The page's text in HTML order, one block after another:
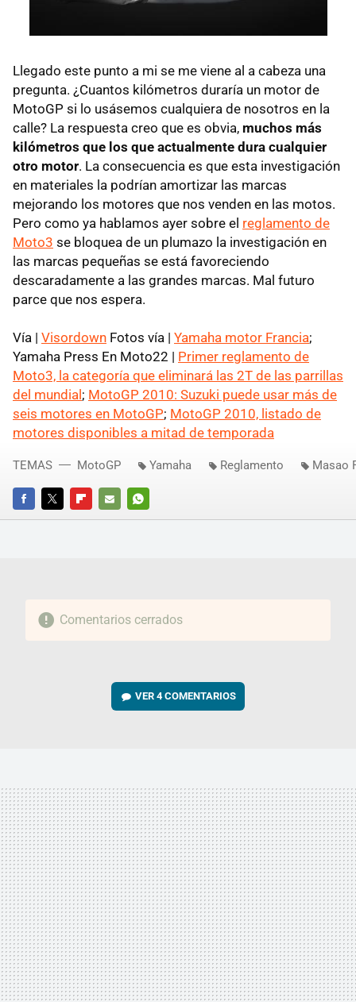
Llegado este punto a mi se me viene al a cabeza una
pregunta. ¿Cuantos kilómetros duraría un motor de
MotoGP si lo usásemos cualquiera de nosotros en la
calle? La respuesta creo que es obvia, muchos más
kilómetros que los que actualmente dura cualquier
otro motor. La consecuencia es que esta investigación
en materiales la podrían amortizar las marcas
mejorando los motores que nos venden en las motos.
Pero como ya hablamos ayer sobre el reglamento de
Moto3 se bloquea de un plumazo la investigación en
las marcas pequeñas se está favoreciendo
descaradamente a las grandes marcas. Mal futuro
parce que nos espera.
Vía | Visordown Fotos vía | Yamaha motor Francia;
Yamaha Press En Moto22 | Primer reglamento de
Moto3, la categoría que eliminará las 2T de las parrillas
del mundial; MotoGP 2010: Suzuki puede usar más de
seis motores en MotoGP; MotoGP 2010, listado de
motores disponibles a mitad de temporada
FACEBOOKTWITTERFLIPBOARD
E-
WHATSAPP
TEMAS MotoGP Yamaha Reglamento Masao
Comentarios cerrados
VER4 COMENTARIOS